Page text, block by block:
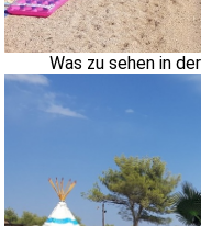
Was zu sehen in